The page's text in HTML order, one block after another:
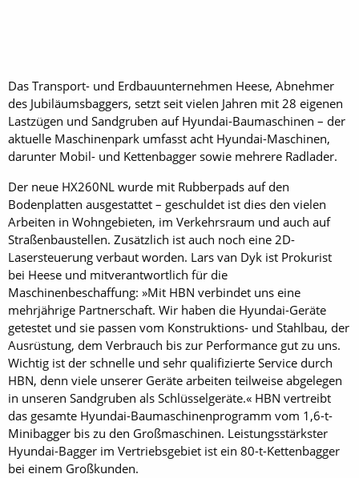
Das Transport- und Erdbauunternehmen Heese, Abnehmer
des Jubiläumsbaggers, setzt seit vielen Jahren mit 28 eigenen
Lastzügen und Sandgruben auf ­Hyundai-Baumaschinen – der
aktuelle Maschinenpark umfasst acht Hyundai-­Maschinen,
darunter Mobil- und Kettenbagger sowie mehrere Radlader.
Der neue HX260NL wurde mit Rubberpads auf den
Bodenplatten ausgestattet – geschuldet ist dies den vielen
Arbeiten in Wohngebieten, im Verkehrsraum und auch auf
Straßenbaustellen. Zusätzlich ist auch noch eine 2D-
Lasersteuerung ­verbaut worden. Lars van Dyk ist Prokurist
bei Heese und mitverantwortlich für die
Maschinenbeschaffung: »Mit HBN verbindet uns eine
mehrjährige Partnerschaft. Wir haben die Hyundai-Geräte
getestet und sie passen vom Konstruktions- und Stahlbau, der
Ausrüstung, dem Verbrauch bis zur Performance gut zu uns.
Wichtig ist der schnelle und sehr qualifizierte Service durch
HBN, denn viele ­unserer Geräte ­arbeiten teilweise abgelegen
in unseren Sandgruben als Schlüsselgeräte.« HBN vertreibt
das gesamte Hyundai-Baumaschinenprogramm vom 1,6-t-
Mini­bagger bis zu den Großmaschinen. Leistungsstärkster
Hyundai-Bagger im ­Vertriebsgebiet ist ein 80-t-Kettenbagger
bei einem Großkunden.